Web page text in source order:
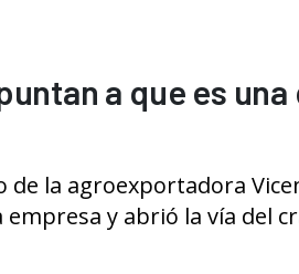
a que es una
de la agroexportadora
y abrió la vía del